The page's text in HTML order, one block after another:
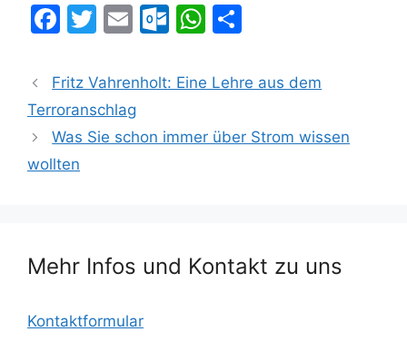
F
c
e
b
o
T
itt
er
E
ai
l
O
lo
k.
W
at
A
le
Fritz Vahrenholt: Eine Lehre aus dem
Terroranschlag
Was Sie schon immer über Strom wissen
wollten
Mehr Infos und Kontakt zu uns
Kontaktformular